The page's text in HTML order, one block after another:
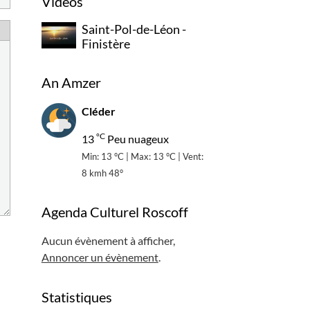
Saint-Pol-de-Léon -
Finistère
An Amzer
Cléder
13 °CPeu nuageux
Min: 13 °C | Max: 13 °C | Vent:
8 kmh 48°
Agenda Culturel Roscoff
Aucun évènement à afficher,
Annoncer un évènement.
Statistiques